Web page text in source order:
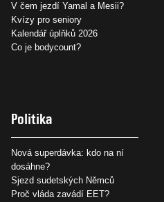
V čem jezdí Yamal a Mesii?
Kvízy pro seniory
Kalendář úplňků 2026
Co je bodycount?
Politika
Nová superdávka: kdo na ní
dosáhne?
Sjezd sudetských Němců
Proč vláda zavádí EET?